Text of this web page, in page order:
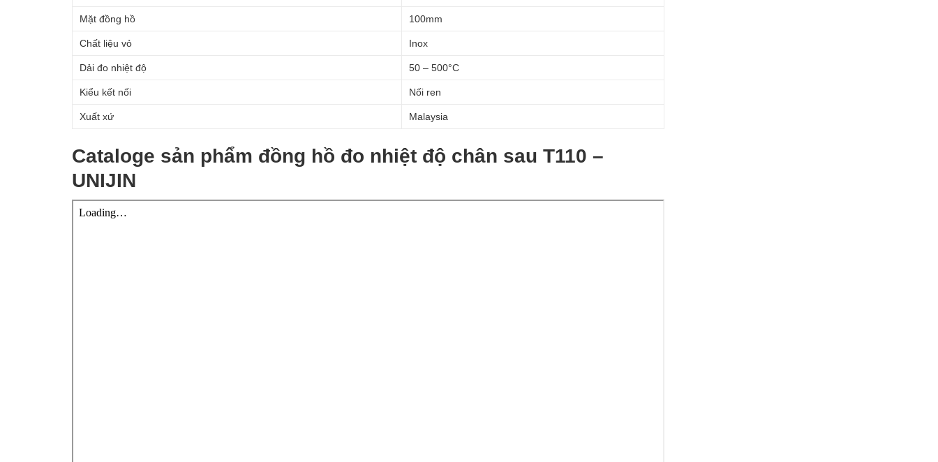
Mặt đồng hồ 100mm
Chất liệu vỏ Inox
Dải đo nhiệt độ 50 – 500°C
Kiểu kết nối Nối ren
Xuất xứ Malaysia
Cataloge sản phẩm đồng hồ đo nhiệt độ chân sau T110 –
UNIJIN